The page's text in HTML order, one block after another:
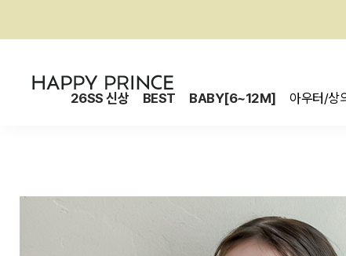
26SS 신상 BEST BABY[6~12M] 아우터/상